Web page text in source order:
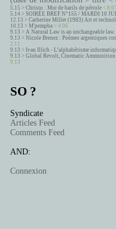
5.15 > Christo : Mur de barils de pétrole < 8.07
5.14 > SOIRÉE BREF N°155 / MARDI 10
12.13 > Catherine Millet (1983) Art et
10.13 > M'pempba < 4.06
9.13 > A Natural Law is an unchangeable law.
9.13 > Nicole Brenez : Poèmes argentiques
2.11
9.13 > Ivan Illich - L’alphabétisme
9.13 > Global Revolt, Cinematic
9.13
SO ?
Syndicate
Articles Feed
Comments Feed
AND:
Connexion